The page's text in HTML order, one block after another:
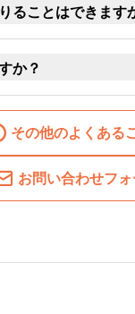
ることはできます
か？
その他のよくある
お問い合わせフ